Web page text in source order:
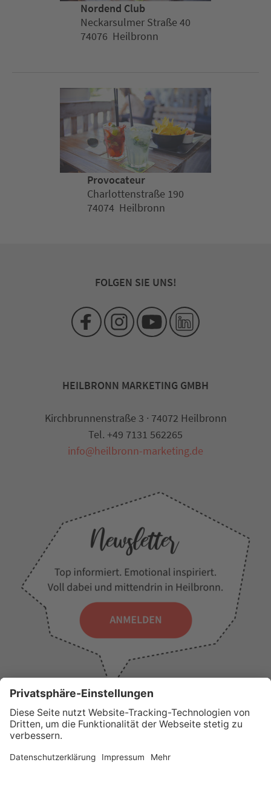
Nordend Club
Neckarsulmer Straße 40
74076 Heilbronn
Provocateur
Charlottenstraße 190
74074 Heilbronn
FOLGEN SIE UNS!
WICHTIGE LINKS
PresseWir über unsTourist-Information
HEILBRONN MARKETING GMBH
Kirchbrunnenstraße 3 · 74072 Heilbronn
Tel. +49 7131 562265
info@heilbronn-marketing.de